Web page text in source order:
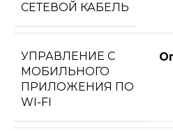
СЕТЕВОЙ КАБЕЛЬ
УПРАВЛЕНИЕ C
МОБИЛЬНОГО
ПРИЛОЖЕНИЯ ПО
WI-FI